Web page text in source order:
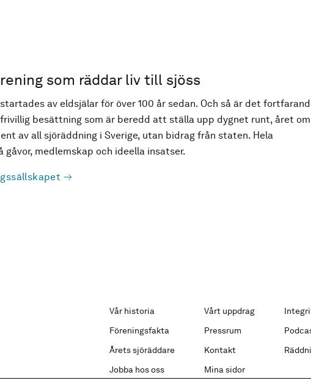
som räddar liv till sjöss
av eldsjälar för över 100 år sedan. Och så är det
besättning som är beredd att ställa upp dygnet runt, året
av all sjöräddning i Sverige, utan bidrag från staten. Hela
gåvor, medlemskap och ideella insatser.
Vår historia Vårt uppdrag
Föreningsfakta
Pressrum
Årets sjöräddare
Kontakt
Jobba hos oss
Mina sidor